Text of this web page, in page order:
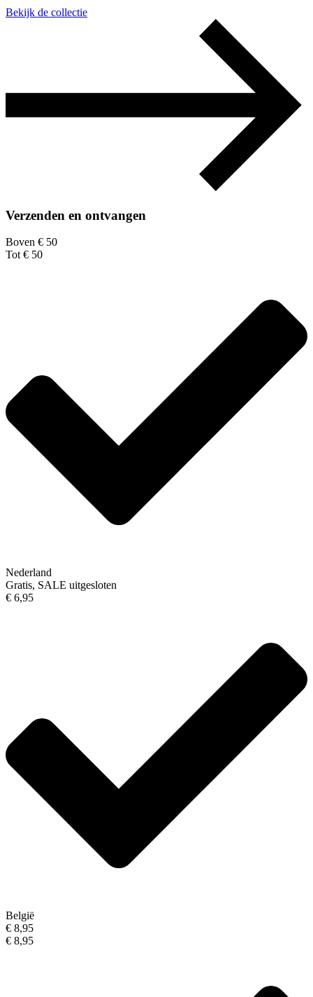
Bekijk de collectie
Verzenden en ontvangen
Boven € 50
Tot € 50
Nederland
Gratis, SALE uitgesloten
€ 6,95
België
€ 8,95
€ 8,95